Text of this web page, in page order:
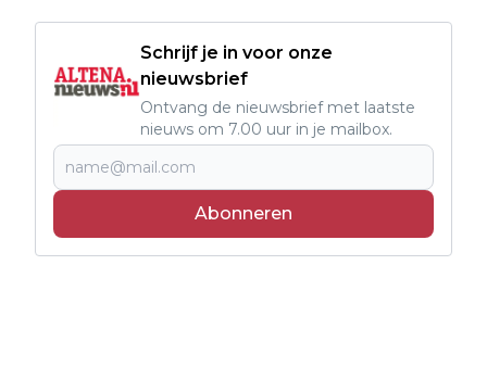
Schrijf je in voor onze
nieuwsbrief
Ontvang de nieuwsbrief met laatste
nieuws om 7.00 uur in je mailbox.
Abonneren